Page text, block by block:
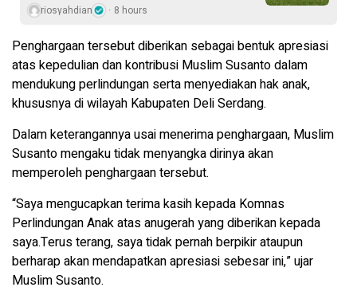
riosyahdian 8 hours
Penghargaan tersebut diberikan sebagai bentuk apresiasi
atas kepedulian dan kontribusi Muslim Susanto dalam
mendukung perlindungan serta menyediakan hak anak,
khususnya di wilayah Kabupaten Deli Serdang.
Dalam keterangannya usai menerima penghargaan, Muslim
Susanto mengaku tidak menyangka dirinya akan
memperoleh penghargaan tersebut.
“Saya mengucapkan terima kasih kepada Komnas
Perlindungan Anak atas anugerah yang diberikan kepada
saya.Terus terang, saya tidak pernah berpikir ataupun
berharap akan mendapatkan apresiasi sebesar ini,” ujar
Muslim Susanto.